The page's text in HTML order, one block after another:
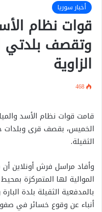
أخبار سوريا
قوات نظام
وتقصف بلدتي
الزاوية
468
قامت قوات نظام الأسد
الخميس، بقصف قرى وبلدات
الثقيلة.
وأفاد مراسل فرش أونلاين
الموالية لها المتمركزة
بالمدفعية الثقيلة بلدة
أنباء عن وقوع خسائر في